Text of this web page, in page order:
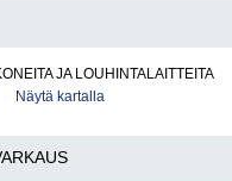
JA LOUHINTALAITTEITA
Näytä kartalla